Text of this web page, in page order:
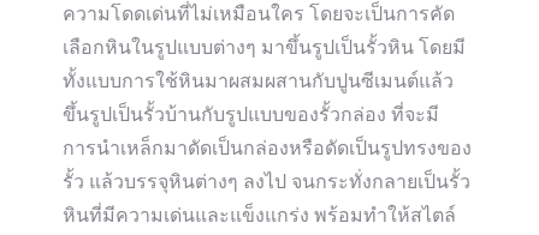
ความโดดเด่นที่ไม่เหมือนใคร โดยจะเป็นการคัด
เลือกหินในรูปแบบต่างๆ มาขึ้นรูปเป็นรั้วหิน โดยมี
ทั้งแบบการใช้หินมาผสมผสานกับปูนซีเมนต์แล้ว
ขึ้นรูปเป็นรั้วบ้านกับรูปแบบของรั้วกล่อง ที่จะมี
การนำเหล็กมาดัดเป็นกล่องหรือดัดเป็นรูปทรงของ
รั้ว แล้วบรรจุหินต่างๆ ลงไป จนกระทั่งกลายเป็นรั้ว
หินที่มีความเด่นและแข็งแกร่ง พร้อมทำให้สไตล์